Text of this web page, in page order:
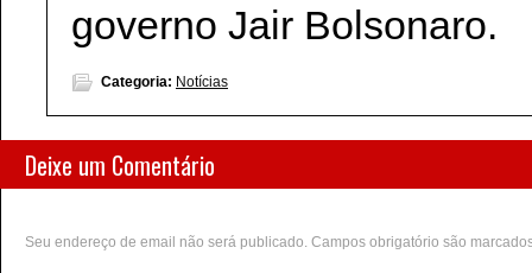
governo Jair Bolsonaro.
Categoria: Notícias
Deixe um Comentário
Seu endereço de email não será publicado. Campos obrigatório são